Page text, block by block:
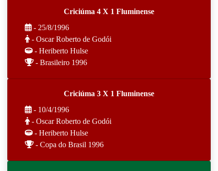
Criciúma 4 X 1 Fluminense
- 25/8/1996
- Oscar Roberto de Godói
- Heriberto Hulse
- Brasileiro 1996
Criciúma 3 X 1 Fluminense
- 10/4/1996
- Oscar Roberto de Godói
- Heriberto Hulse
- Copa do Brasil 1996